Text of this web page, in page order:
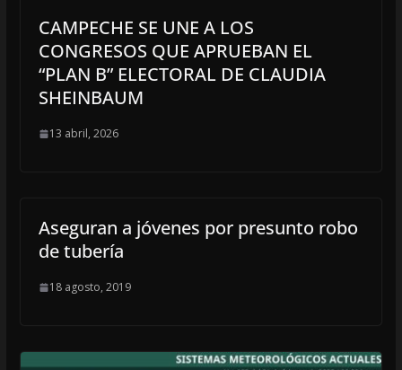
CAMPECHE SE UNE A LOS
CONGRESOS QUE APRUEBAN EL
“PLAN B” ELECTORAL DE CLAUDIA
SHEINBAUM
13 abril, 2026
Aseguran a jóvenes por presunto robo
de tubería
18 agosto, 2019